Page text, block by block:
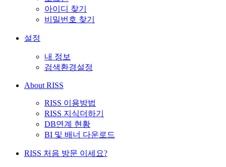
아이디 찾기
비밀번호 찾기
설정
내 정보
검색환경설정
About RISS
RISS 이용방법
RISS 지식더하기
DB연계 현황
BI 및 배너 다운로드
RISS 처음 방문 이세요?